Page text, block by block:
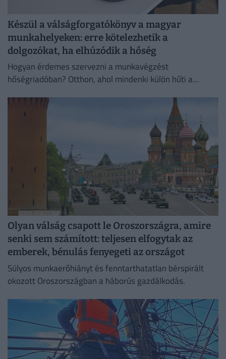
Készül a válságforgatókönyv a magyar
munkahelyeken: erre kötelezhetik a
dolgozókat, ha elhúzódik a hőség
Hogyan érdemes szervezni a munkavégzést
hőségriadóban? Otthon, ahol mindenki külön hűti a
irodaházban, ahol a hűtés központilag működik.
Olyan válság csapott le Oroszországra, amire
senki sem számított: teljesen elfogytak az
emberek, bénulás fenyegeti az országot
Súlyos munkaerőhiányt és fenntarthatatlan bérspirált
okozott Oroszországban a háborús gazdálkodás.